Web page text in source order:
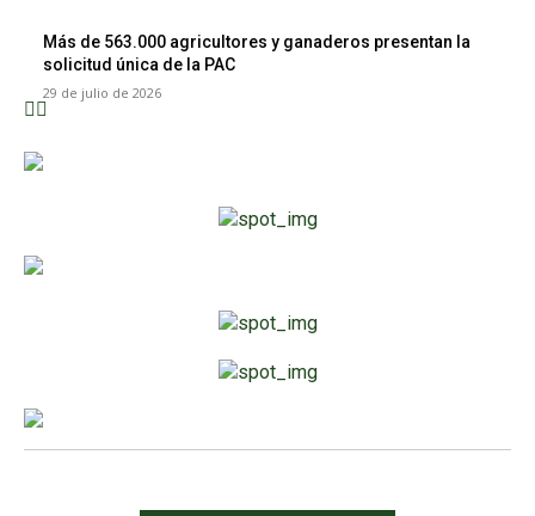
Más de 563.000 agricultores y ganaderos presentan la
solicitud única de la PAC
29 de julio de 2026